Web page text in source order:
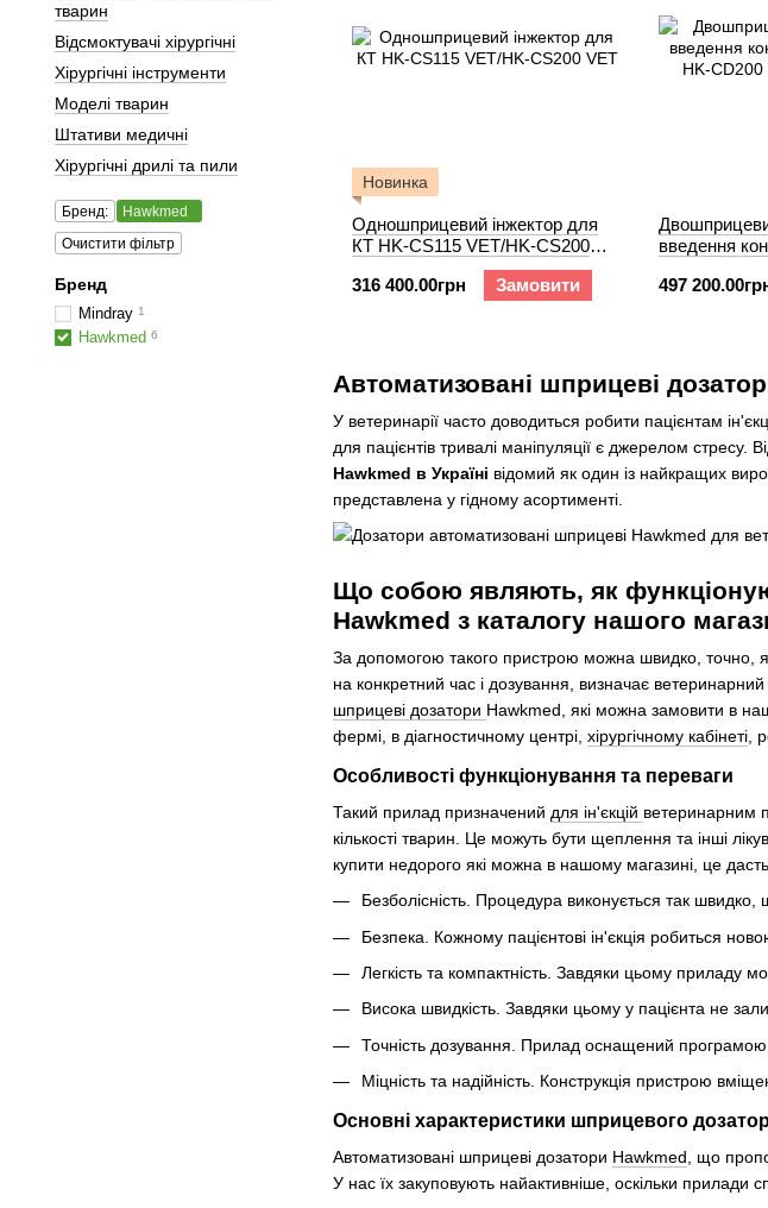
Автоматизовані шприцеві
У ветеринарії часто доводиться робити пацієнтам
для пацієнтів тривалі маніпуляції є джерелом стресу.
Hawkmed в Україні відомий як один із найкращих
представлена у гідному асортименті.
Що собою являють, як
Hawkmed з каталогу нашого
За допомогою такого пристрою можна швидко, точно,
на конкретний час і дозування, визначає
шприцеві дозатори Hawkmed, які можна замовити в
фермі, в діагностичному центрі, хірургічному кабінеті ,
Особливості функціонування та переваги
Такий прилад призначений для ін'єкцій ветеринарним
кількості тварин. Це можуть бути щеплення та інші
купити недорого які можна в нашому магазині, це
Безболісність. Процедура виконується так швидко,
Безпека. Кожному пацієнтові ін'єкція робиться
Легкість та компактність. Завдяки цьому приладу
Висока швидкість. Завдяки цьому у пацієнта не
Точність дозування. Прилад оснащений програмою,
Міцність та надійність. Конструкція пристрою
Основні характеристики шприцевого
Автоматизовані шприцеві дозатори Hawkmed , що
У нас їх закуповують найактивніше, оскільки прилади
Новинка
Одношприцевий інжектор для
КТ HK-CS115 VET/HK-CS200
316 400.00грн
Замовити
введення
HK-CD200
497
тварин
Відсмоктувачі хірургічні
Хірургічні інструменти
Моделі тварин
Штативи медичні
Хірургічні дрилі та пили
Бренд:
Hawkmed
Очистити фільтр
Бренд
Mindray 1
Hawkmed 6